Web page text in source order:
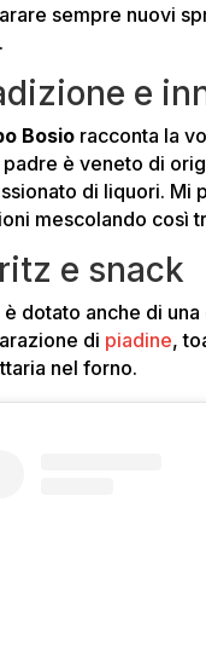
sempre nuovi
e
Bosio racconta la
padre è veneto di
di liquori. Mi
mescolando così
e snack
è dotato anche di
di piadine,
nel forno.